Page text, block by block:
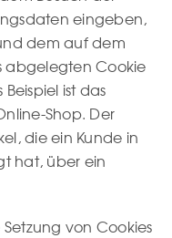
eingeben,
dem auf dem
abgelegten Cookie
ist das
Shop. Der
die ein Kunde in
hat, über ein
von Cookies